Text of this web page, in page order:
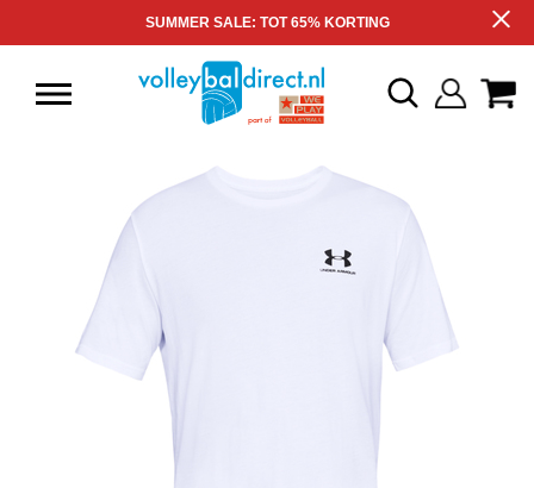
SUMMER SALE: TOT 65% KORTING